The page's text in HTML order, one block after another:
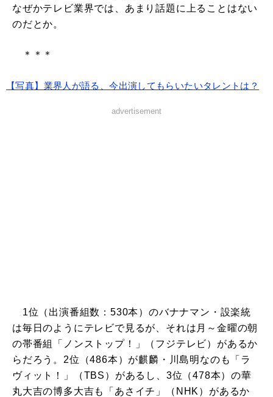
なぜかテレビ業界では、あまり話題に上ることはない
のだとか。
＊＊＊
【写真】業界人が語る、今出演してもらいたいタレントは？
advertisement
1位（出演番組数：530本）のバナナマン・設楽統
は毎日のようにテレビで見るが、それは月～金曜の朝
の帯番組「ノンストップ！」（フジテレビ）があるか
らだろう。2位（486本）が麒麟・川島明なのも「ラ
ヴィット！」（TBS）があるし、3位（478本）の華
丸大吉の博多大吉も「あさイチ」（NHK）があるか